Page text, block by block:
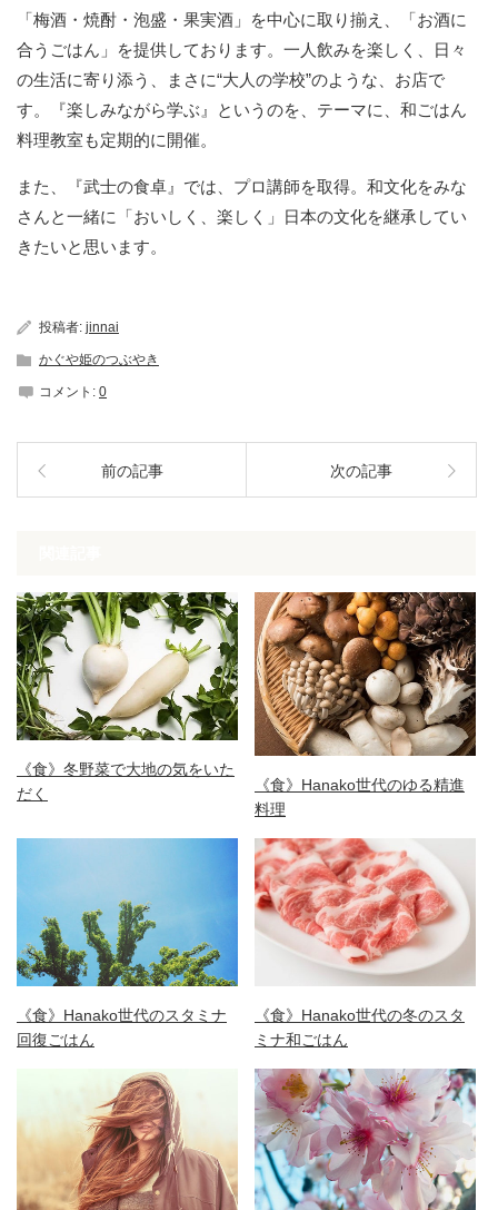
「梅酒・焼酎・泡盛・果実酒」を中心に取り揃え、「お酒に
合うごはん」を提供しております。一人飲みを楽しく、日々
の生活に寄り添う、まさに“大人の学校”のような、お店で
す。『楽しみながら学ぶ』というのを、テーマに、和ごはん
料理教室も定期的に開催。
また、『武士の食卓』では、プロ講師を取得。和文化をみな
さんと一緒に「おいしく、楽しく」日本の文化を継承してい
きたいと思います。
投稿者: jinnai
かぐや姫のつぶやき
コメント: 0
前の記事 次の記事
《食》冬野菜で大地の気をいた
だく
《食》Hanako世代のゆる精進
料理
《食》Hanako世代のスタミナ
回復ごはん
《食》Hanako世代の冬のスタ
ミナ和ごはん